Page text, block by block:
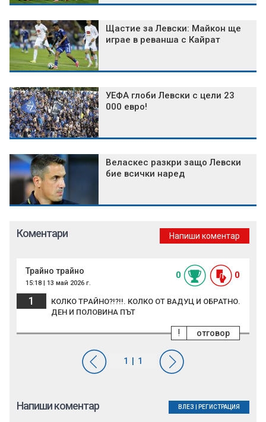
Щастие за Левски: Майкон ще
играе в реванша с Кайрат
УЕФА глоби Левски с цели 23
000 евро!
Веласкес разкри защо Левски
бие всички наред
Коментари Напиши коментар
Трайно трайно
15:18 | 13 май 2026 г.
0 0
1
КОЛКО ТРАЙНО?!?!!. КОЛКО ОТ ВАДУЦ И ОБРАТНО.
ДЕН И ПОЛОВИНА ПЪТ
отговор
!
Напиши коментар ВЛЕЗ РЕГИСТРАЦИЯ